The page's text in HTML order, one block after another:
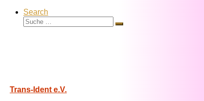
Search
Suche
Suche
Trans-Ident e.V.